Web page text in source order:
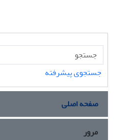
جستجوی پیشرفته
صفحه اصلی
مرور